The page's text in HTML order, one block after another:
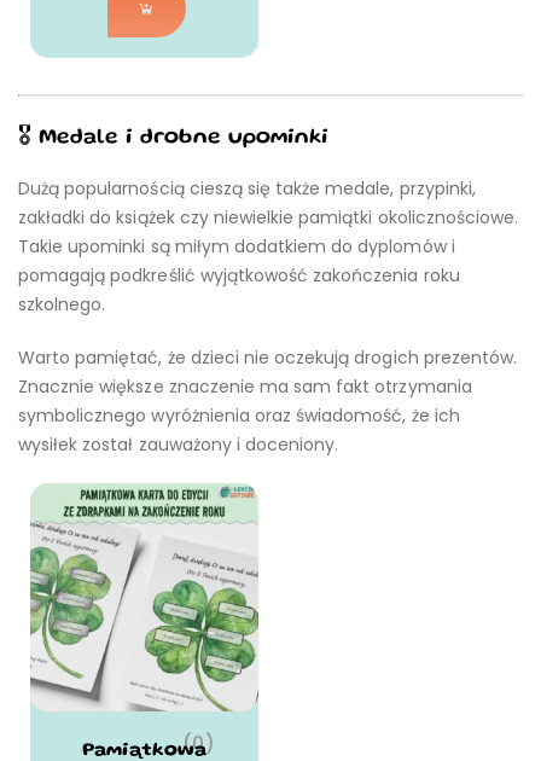
🎖️ Medale i drobne upominki
Dużą popularnością cieszą się także medale, przypinki,
zakładki do książek czy niewielkie pamiątki okolicznościowe.
Takie upominki są miłym dodatkiem do dyplomów i
pomagają podkreślić wyjątkowość zakończenia roku
szkolnego.
Warto pamiętać, że dzieci nie oczekują drogich prezentów.
Znacznie większe znaczenie ma sam fakt otrzymania
symbolicznego wyróżnienia oraz świadomość, że ich
wysiłek został zauważony i doceniony.
(0)
Pamiątkowa